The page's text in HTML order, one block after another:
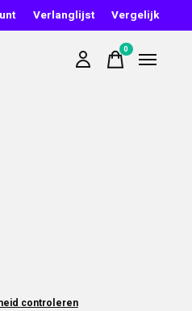
Verlanglijst Vergelijk
0items
controleren